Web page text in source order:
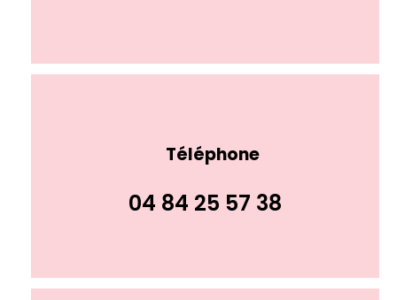
Téléphone
04 84 25 57 38